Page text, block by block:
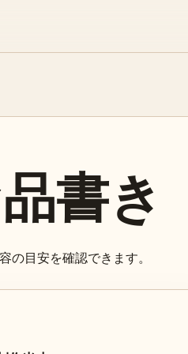
書き
の目安を確認できます。